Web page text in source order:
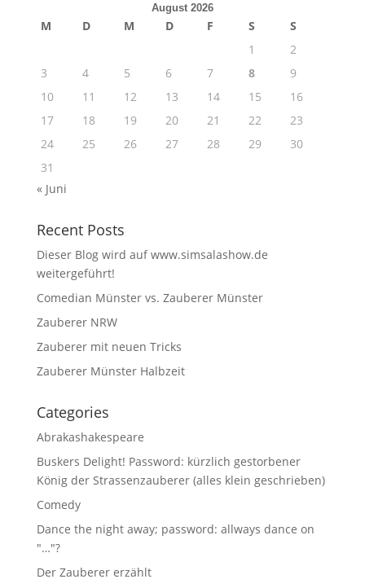
August 2026
M D M D F S
S
1
2
3
4 5 6 7 8
9
10
11 12 13 14 15
16
17
18 19 20 21 22
23
24
25 26 27 28 29
30
31
« Juni
Recent Posts
Dieser Blog wird auf www.simsalashow.de
weitergeführt!
Comedian Münster vs. Zauberer Münster
Zauberer NRW
Zauberer mit neuen Tricks
Zauberer Münster Halbzeit
Categories
Abrakashakespeare
Buskers Delight! Password: kürzlich gestorbener
König der Strassenzauberer (alles klein geschrieben)
Comedy
Dance the night away; password: allways dance on
"…"?
Der Zauberer erzählt